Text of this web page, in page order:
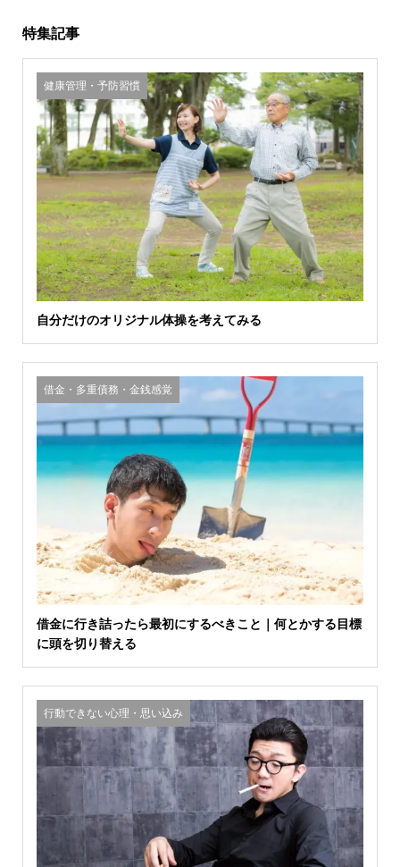
特集記事
健康管理・予防習慣
自分だけのオリジナル体操を考えてみる
借金・多重債務・金銭感覚
借金に行き詰ったら最初にするべきこと｜何とかする目標
に頭を切り替える
行動できない心理・思い込み